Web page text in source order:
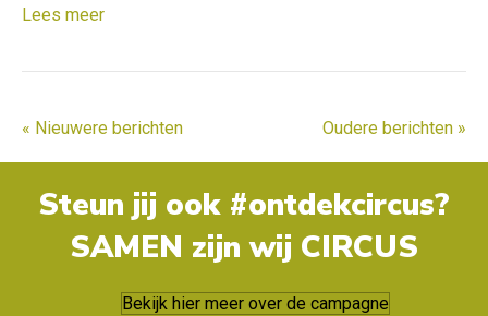
Lees meer
« Nieuwere berichten Oudere berichten »
Steun jij ook #ontdekcircus?
SAMEN zijn wij CIRCUS
Bekijk hier meer over de campagne